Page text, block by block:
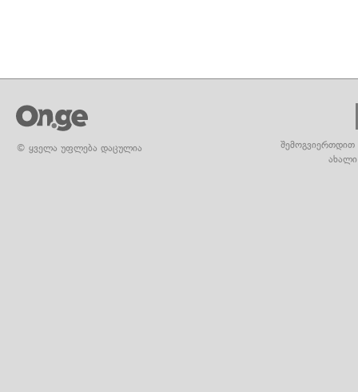
© ყველა უფლება დაცულია
შემოგვიერთდით
ახალი